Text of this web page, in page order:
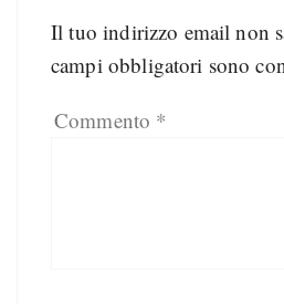
Il tuo indirizzo email non
campi obbligatori sono
Commento *